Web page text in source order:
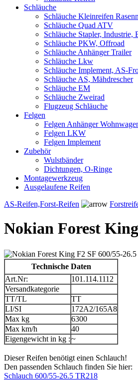
Schläuche
Schläuche Kleinreifen
Schläuche Quad ATV
Schläuche Stapler, Industrie,
Schläuche PKW, Offroad
Schläuche Anhänger Trailer
Schläuche Lkw
Schläuche Implement, AS-
Schläuche AS, Mähdrescher
Schläuche EM
Schläuche Zweirad
Flugzeug Schläuche
Felgen
Felgen Anhänger
Felgen LKW
Felgen Implement
Zubehör
Wulstbänder
Dichtungen, O-Ringe
Montagewerkzeug
Ausgelaufene Reifen
AS-Reifen,Forst-Reifen
Nokian Forest
Technische Daten
Art.Nr:
101.114.1112
Versandkategorie
TT/TL
TT
LI/SI
172A2/165A8
Max kg
6300
Max km/h
40
Eigengewicht in kg :~
Dieser Reifen benötigt einen Schlauch!
Den passenden Schlauch finden Sie hier:
Schlauch 600/55-26.5 TR218